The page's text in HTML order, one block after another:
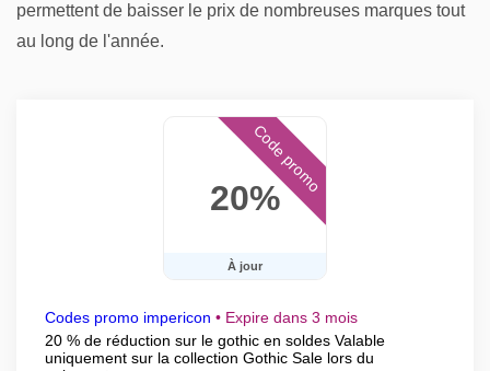
permettent de baisser le prix de nombreuses marques tout
au long de l'année.
20%
À jour
Code promo
Codes promo impericon • Expire dans 3 mois
20 % de réduction sur le gothic en soldes Valable
uniquement sur la collection Gothic Sale lors du